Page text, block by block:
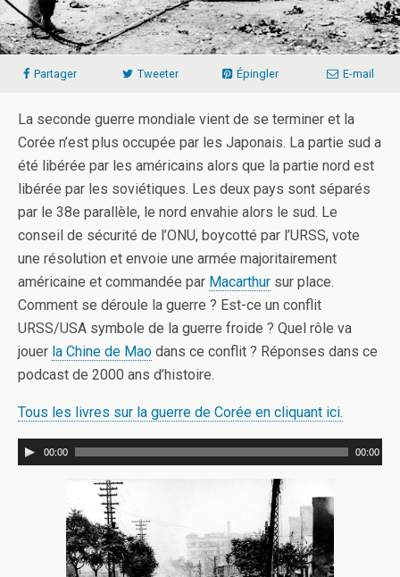
Partager Tweeter Épingler E-mail
La seconde guerre mondiale vient de se terminer et la
Corée n’est plus occupée par les Japonais. La partie sud a
été libérée par les américains alors que la partie nord est
libérée par les soviétiques. Les deux pays sont séparés
par le 38e parallèle, le nord envahie alors le sud. Le
conseil de sécurité de l’ONU, boycotté par l’URSS, vote
une résolution et envoie une armée majoritairement
américaine et commandée par Macarthur sur place.
Comment se déroule la guerre ? Est-ce un conflit
URSS/USA symbole de la guerre froide ? Quel rôle va
jouer la Chine de Mao dans ce conflit ? Réponses dans ce
podcast de 2000 ans d’histoire.
Tous les livres sur la guerre de Corée en cliquant ici.
00:00 00:00